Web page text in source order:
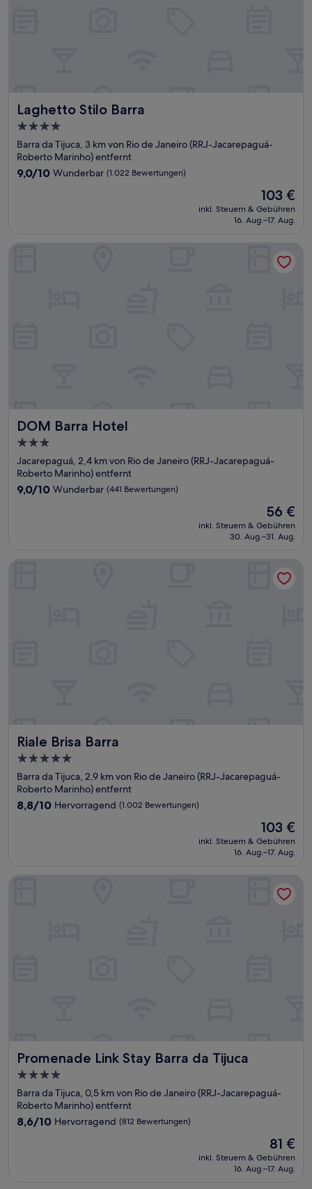
Laghetto Stilo Barra
Laghetto Stilo Barra
4.0-
Sterne-
Unterkunft
Barra da Tijuca, 3 km von Rio de Janeiro (RRJ-Jacarepaguá-
Roberto Marinho) entfernt
9.0
9,0/10 Wunderbar (1.022 Bewertungen)
Der
Preis
beträgt
103 €
inkl. Steuern & Gebühren
16. Aug.–17. Aug.
DOM Barra Hotel
DOM Barra Hotel
3.0-
Sterne-
Unterkunft
Jacarepaguá, 2,4 km von Rio de Janeiro (RRJ-Jacarepaguá-
Roberto Marinho) entfernt
9.0
9,0/10 Wunderbar (441 Bewertungen)
Der
Preis
beträgt
56 €
inkl. Steuern & Gebühren
30. Aug.–31. Aug.
Riale Brisa Barra
Riale Brisa Barra
5.0-
Sterne-
Unterkunft
Barra da Tijuca, 2,9 km von Rio de Janeiro (RRJ-Jacarepaguá-
Roberto Marinho) entfernt
8.8
8,8/10 Hervorragend (1.002 Bewertungen)
Der
Preis
beträgt
103 €
inkl. Steuern & Gebühren
16. Aug.–17. Aug.
Riale Brisa Barra
Promenade Link Stay Barra da Tijuca
Promenade Link Stay Barra da Tijuca
4.0-
Sterne-
Unterkunft
Barra da Tijuca, 0,5 km von Rio de Janeiro (RRJ-Jacarepaguá-
Roberto Marinho) entfernt
8.6
8,6/10 Hervorragend (812 Bewertungen)
Der
Preis
beträgt
81 €
inkl. Steuern & Gebühren
16. Aug.–17. Aug.